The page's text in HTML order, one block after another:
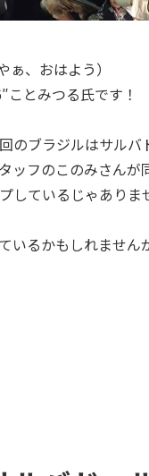
、おはよう）
ことみつる氏です！
のブラジルはサルバ
ッフのこのみさんが
しているじゃありま
いるかもしれません